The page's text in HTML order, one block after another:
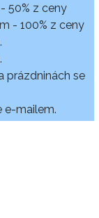
50% z ceny
- 100% z ceny
prázdninách se
e-mailem.